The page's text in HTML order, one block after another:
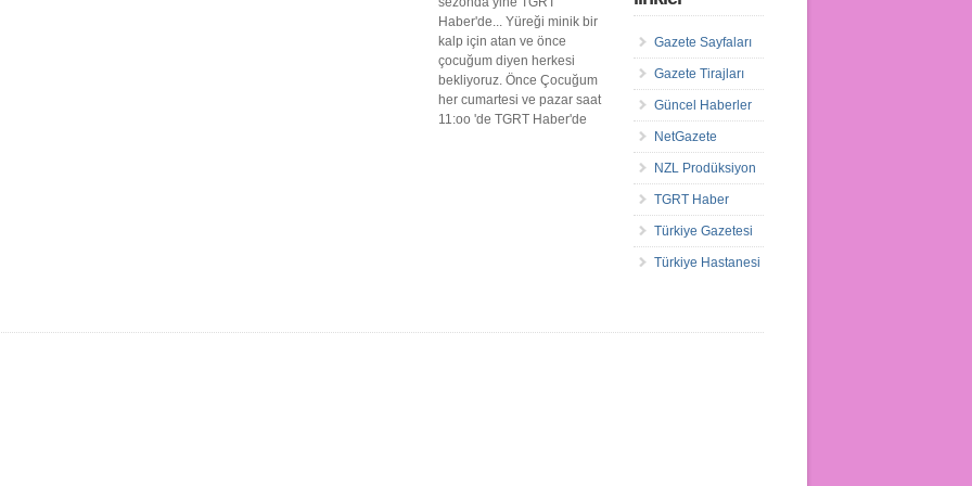
Haber'de... Yüreği minik bir
kalp için atan ve önce
çocuğum diyen herkesi
bekliyoruz. Önce Çocuğum
her cumartesi ve pazar saat
11:oo 'de TGRT Haber'de
Gazete Sayfaları
Gazete Tirajları
Güncel Haberler
NetGazete
NZL Prodüksiyon
TGRT Haber
Türkiye Gazetesi
Türkiye Hastanesi